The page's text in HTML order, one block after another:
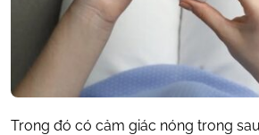
Trong đó có cảm giác nóng trong